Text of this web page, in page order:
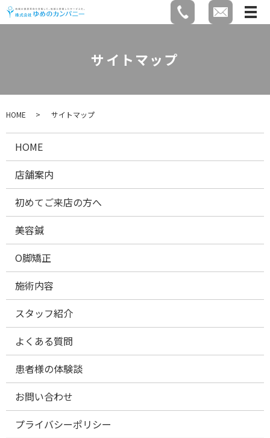
サイトマップ
HOME サイトマップ
HOME
店舗案内
初めてご来店の方へ
美容鍼
O脚矯正
施術内容
スタッフ紹介
よくある質問
患者様の体験談
お問い合わせ
プライバシーポリシー